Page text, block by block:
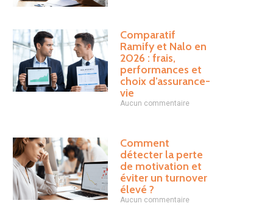
Comparatif
Ramify et Nalo en
2026 : frais,
performances et
choix d’assurance-
vie
Aucun commentaire
Comment
détecter la perte
de motivation et
éviter un turnover
élevé ?
Aucun commentaire